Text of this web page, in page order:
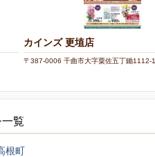
カインズ 更埴店
〒387-0006 千曲市大字粟佐五丁鋤1112-1
覧
根町